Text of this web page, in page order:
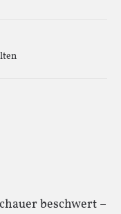
beschwert –